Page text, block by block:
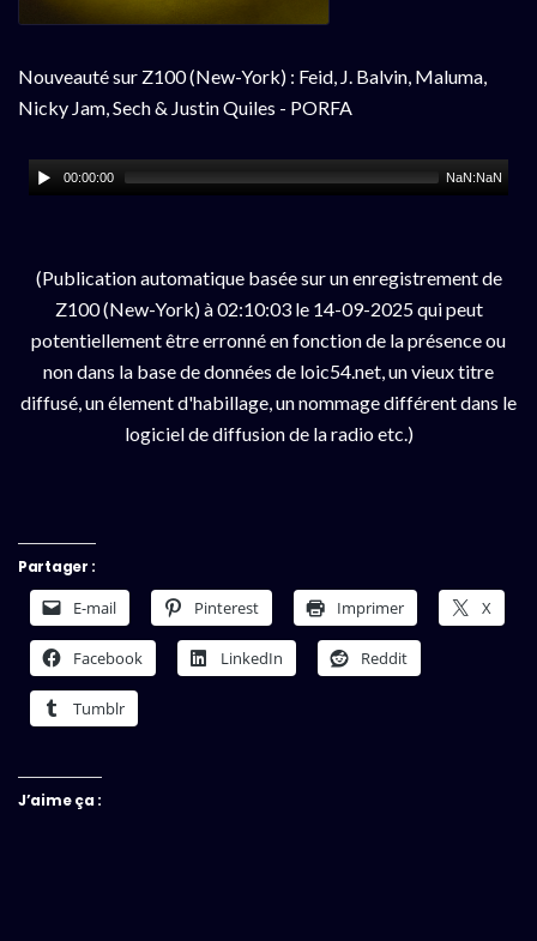
Nouveauté sur Z100 (New-York) : Feid, J. Balvin, Maluma,
Nicky Jam, Sech & Justin Quiles - PORFA
00:00:00 NaN:NaN
(Publication automatique basée sur un enregistrement de
Z100 (New-York) à 02:10:03 le 14-09-2025 qui peut
potentiellement être erronné en fonction de la présence ou
non dans la base de données de loic54.net, un vieux titre
diffusé, un élement d'habillage, un nommage différent dans le
logiciel de diffusion de la radio etc.)
Partager :
E-mail Pinterest Imprimer X
Facebook LinkedIn Reddit
Tumblr
J’aime ça :